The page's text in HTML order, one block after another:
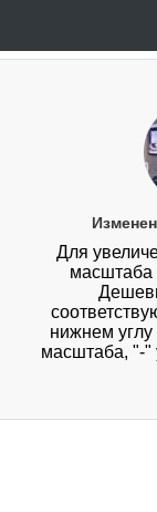
Для
масштаба
нижнем
масштаба, "-